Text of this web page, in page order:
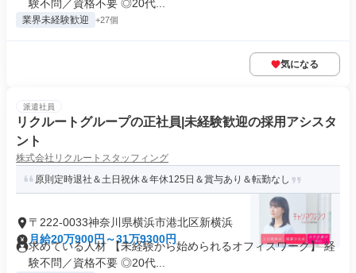
験不問／資格不要 ◎20代...
業界未経験歓迎 +27個
気になる
派遣社員
リクルートグループの正社員|未経験歓迎の採用アシスタ
ント
株式会社リクルートスタッフィング
原則定時退社＆土日祝休＆年休125日＆賞与あり＆転勤なし
〒222-0033神奈川県横浜市港北区新横浜
月給20万900円～31万9300円
求めている人材 【未経験から始められるオフィスワーク】 経
験不問／資格不要 ◎20代...